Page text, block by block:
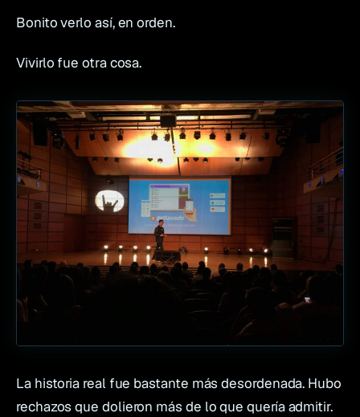
Bonito verlo así, en orden.
Vivirlo fue otra cosa.
La historia real fue bastante más desordenada. Hubo
rechazos que dolieron más de lo que quería admitir.